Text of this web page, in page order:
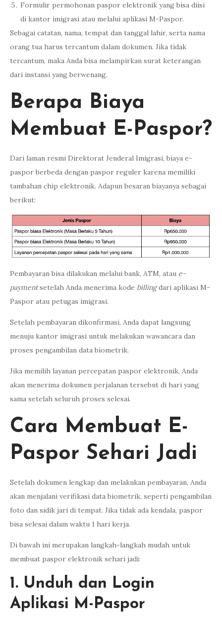
Formulir permohonan paspor elektronik yang bisa diisi
di kantor imigrasi atau melalui aplikasi M-Paspor.
Sebagai catatan, nama, tempat dan tanggal lahir, serta nama
orang tua harus tercantum dalam dokumen. Jika tidak
tercantum, maka Anda bisa melampirkan surat keterangan
dari instansi yang berwenang.
Berapa Biaya
Membuat E-Paspor?
Dari laman resmi Direktorat Jenderal Imigrasi, biaya e-
paspor berbeda dengan paspor reguler karena memiliki
tambahan chip elektronik. Adapun besaran biayanya sebagai
berikut:
Pembayaran bisa dilakukan melalui bank, ATM, atau e-
paymentsetelah Anda menerima kode billingdari aplikasi M-
Paspor atau petugas imigrasi.
Setelah pembayaran dikonfirmasi, Anda dapat langsung
menuju kantor imigrasi untuk melakukan wawancara dan
proses pengambilan data biometrik.
Jika memilih layanan percepatan paspor elektronik, Anda
akan menerima dokumen perjalanan tersebut di hari yang
sama setelah seluruh proses selesai.
Cara Membuat E-
Paspor Sehari Jadi
Setelah dokumen lengkap dan melakukan pembayaran, Anda
akan menjalani verifikasi data biometrik, seperti pengambilan
foto dan sidik jari di tempat. Jika tidak ada kendala, paspor
bisa selesai dalam waktu 1 hari kerja.
Di bawah ini merupakan langkah-langkah mudah untuk
membuat paspor elektronik sehari jadi:
1. Unduh dan Login
Aplikasi M-Paspor